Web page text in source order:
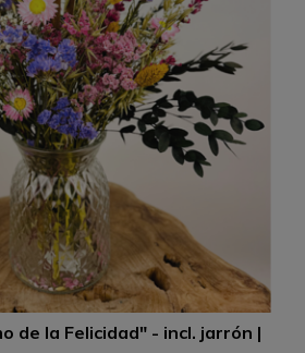
de la Felicidad" - incl. jarrón |